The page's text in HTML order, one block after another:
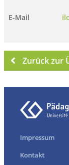
E-Mail
Zurück zur
Impressum
Kontakt